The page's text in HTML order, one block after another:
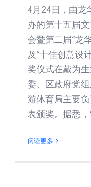
4月24日，由龙
办的第十五届
会暨第二届“龙
及“十佳创意设
奖仪式在戴为
委、区政府党
游体育局主要
表颁奖。据悉，
阅读更多